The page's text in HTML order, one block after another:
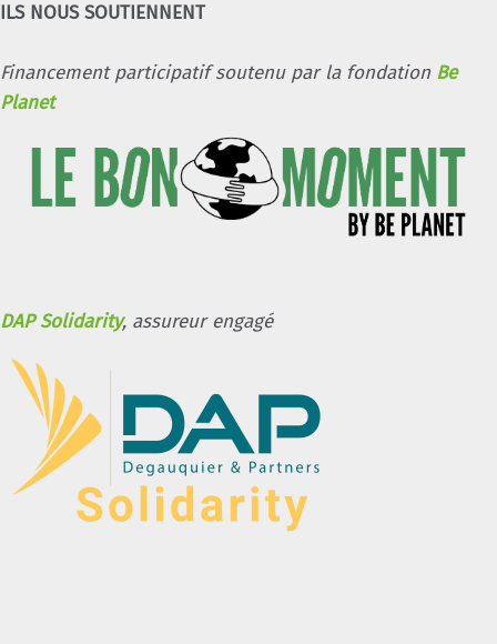
ILS NOUS SOUTIENNENT
Financement participatif soutenu par la fondation Be
Planet
DAP Solidarity, assureur engagé